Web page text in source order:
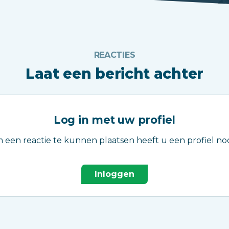
REACTIES
Laat een bericht achter
Log in met uw profiel
een reactie te kunnen plaatsen heeft u een profiel
Inloggen